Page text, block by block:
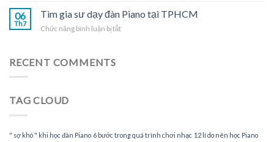
Piano
gia
gia
sư
dạy
06
Th7
Tìm gia sư dạy đàn Piano tại TPHCM
Chức năng bình luận bị tắtở
RECENT COMMENTS
TAG CLOUD
" sợ khó " khi học đàn Piano 6 bước trong quá trình chơi nhạc 12 lí do nên học Piano